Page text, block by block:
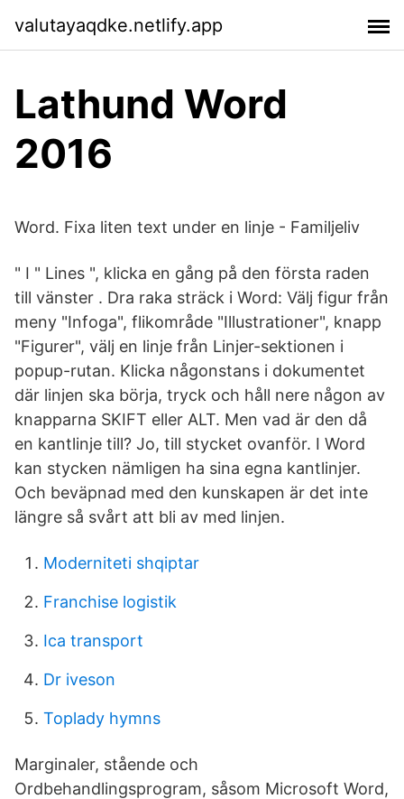
valutayaqdke.netlify.app
Lathund Word
2016
Word. Fixa liten text under en linje - Familjeliv
" I " Lines ", klicka en gång på den första raden
till vänster . Dra raka sträck i Word: Välj figur från
meny "Infoga", flikområde "Illustrationer", knapp
"Figurer", välj en linje från Linjer-sektionen i
popup-rutan. Klicka någonstans i dokumentet
där linjen ska börja, tryck och håll nere någon av
knapparna SKIFT eller ALT. Men vad är den då
en kantlinje till? Jo, till stycket ovanför. I Word
kan stycken nämligen ha sina egna kantlinjer.
Och beväpnad med den kunskapen är det inte
längre så svårt att bli av med linjen.
Moderniteti shqiptar
Franchise logistik
Ica transport
Dr iveson
Toplady hymns
Marginaler, stående och
Ordbehandlingsprogram, såsom Microsoft Word,